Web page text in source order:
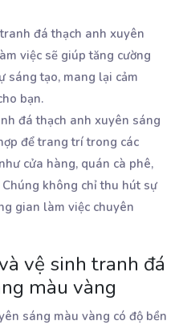
đá thạch anh xuyên
việc sẽ giúp tăng cường
sáng tạo, mang lại cảm
bạn.
đá thạch anh xuyên sáng
để trang trí trong các
cửa hàng, quán cà phê,
không chỉ thu hút sự
gian làm việc chuyên
vệ sinh tranh đá
màu vàng
sáng màu vàng có độ bền